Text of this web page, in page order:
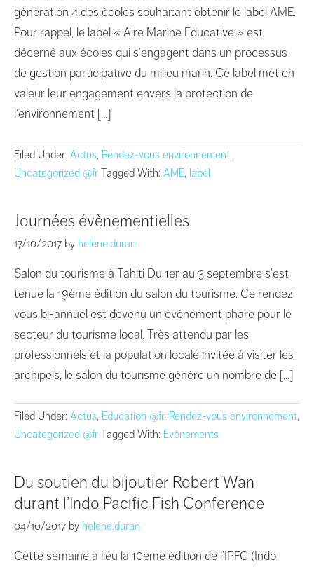
génération 4 des écoles souhaitant obtenir le label AME.
Pour rappel, le label « Aire Marine Educative » est
décerné aux écoles qui s’engagent dans un processus
de gestion participative du milieu marin. Ce label met en
valeur leur engagement envers la protection de
l’environnement […]
Filed Under: Actus, Rendez-vous environnement,
Uncategorized @fr Tagged With: AME, label
Journées évènementielles
17/10/2017 by helene.duran
Salon du tourisme à Tahiti Du 1er au 3 septembre s’est
tenue la 19ème édition du salon du tourisme. Ce rendez-
vous bi-annuel est devenu un événement phare pour le
secteur du tourisme local. Très attendu par les
professionnels et la population locale invitée à visiter les
archipels, le salon du tourisme génère un nombre de […]
Filed Under: Actus, Education @fr, Rendez-vous environnement,
Uncategorized @fr Tagged With: Evènements
Du soutien du bijoutier Robert Wan
durant l’Indo Pacific Fish Conference
04/10/2017 by helene.duran
Cette semaine a lieu la 10ème édition de l’IPFC (Indo